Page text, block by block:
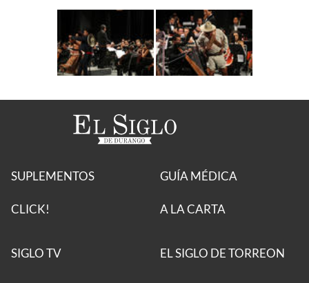
SUPLEMENTOS
CLICK!
GUÍA MÉDICA
A LA CARTA
SIGLO TV EL SIGLO DE TORREON